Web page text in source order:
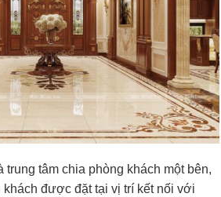
trung tâm chia phòng khách một bên,
khách được đặt tại vị trí kết nối với